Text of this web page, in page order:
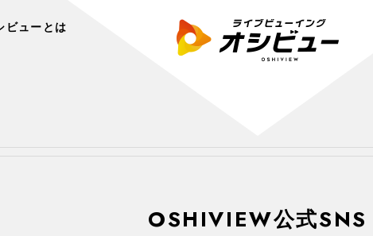
ビューとは
OSHIVIEW公式SNS